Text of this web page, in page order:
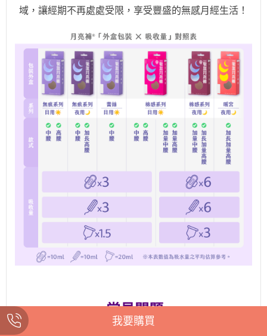
域，讓經期不再處處受限，享受豐盛的無感月經生活！
::: 常見問題 :::
我要購買